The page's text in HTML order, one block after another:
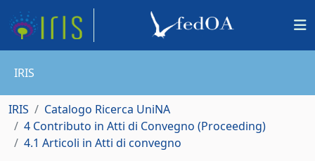
IRIS
IRIS
Catalogo Ricerca UniNA
4 Contributo in Atti di Convegno (Proceeding)
4.1 Articoli in Atti di convegno